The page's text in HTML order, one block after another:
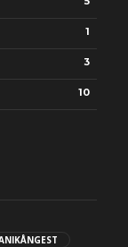
1
3
10